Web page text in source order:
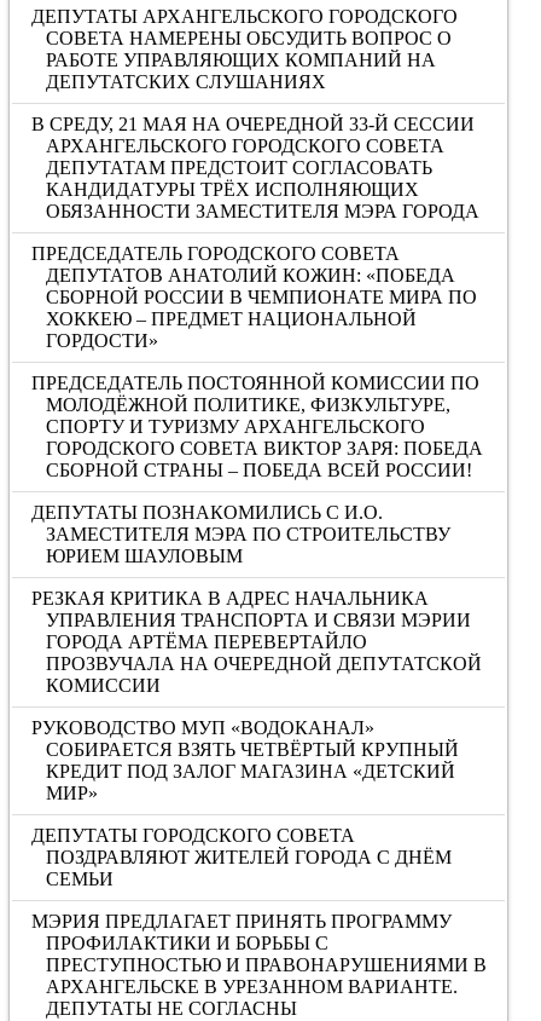
ДЕПУТАТЫ АРХАНГЕЛЬСКОГО ГОРОДСКОГО
СОВЕТА НАМЕРЕНЫ ОБСУДИТЬ ВОПРОС О
РАБОТЕ УПРАВЛЯЮЩИХ КОМПАНИЙ НА
ДЕПУТАТСКИХ СЛУШАНИЯХ
В СРЕДУ, 21 МАЯ НА ОЧЕРЕДНОЙ 33-Й СЕССИИ
АРХАНГЕЛЬСКОГО ГОРОДСКОГО СОВЕТА
ДЕПУТАТАМ ПРЕДСТОИТ СОГЛАСОВАТЬ
КАНДИДАТУРЫ ТРЁХ ИСПОЛНЯЮЩИХ
ОБЯЗАННОСТИ ЗАМЕСТИТЕЛЯ МЭРА ГОРОДА
ПРЕДСЕДАТЕЛЬ ГОРОДСКОГО СОВЕТА
ДЕПУТАТОВ АНАТОЛИЙ КОЖИН: «ПОБЕДА
СБОРНОЙ РОССИИ В ЧЕМПИОНАТЕ МИРА ПО
ХОККЕЮ – ПРЕДМЕТ НАЦИОНАЛЬНОЙ
ГОРДОСТИ»
ПРЕДСЕДАТЕЛЬ ПОСТОЯННОЙ КОМИССИИ ПО
МОЛОДЁЖНОЙ ПОЛИТИКЕ, ФИЗКУЛЬТУРЕ,
СПОРТУ И ТУРИЗМУ АРХАНГЕЛЬСКОГО
ГОРОДСКОГО СОВЕТА ВИКТОР ЗАРЯ: ПОБЕДА
СБОРНОЙ СТРАНЫ – ПОБЕДА ВСЕЙ РОССИИ!
ДЕПУТАТЫ ПОЗНАКОМИЛИСЬ С И.О.
ЗАМЕСТИТЕЛЯ МЭРА ПО СТРОИТЕЛЬСТВУ
ЮРИЕМ ШАУЛОВЫМ
РЕЗКАЯ КРИТИКА В АДРЕС НАЧАЛЬНИКА
УПРАВЛЕНИЯ ТРАНСПОРТА И СВЯЗИ МЭРИИ
ГОРОДА АРТЁМА ПЕРЕВЕРТАЙЛО
ПРОЗВУЧАЛА НА ОЧЕРЕДНОЙ ДЕПУТАТСКОЙ
КОМИССИИ
РУКОВОДСТВО МУП «ВОДОКАНАЛ»
СОБИРАЕТСЯ ВЗЯТЬ ЧЕТВЁРТЫЙ КРУПНЫЙ
КРЕДИТ ПОД ЗАЛОГ МАГАЗИНА «ДЕТСКИЙ
МИР»
ДЕПУТАТЫ ГОРОДСКОГО СОВЕТА
ПОЗДРАВЛЯЮТ ЖИТЕЛЕЙ ГОРОДА С ДНЁМ
СЕМЬИ
МЭРИЯ ПРЕДЛАГАЕТ ПРИНЯТЬ ПРОГРАММУ
ПРОФИЛАКТИКИ И БОРЬБЫ С
ПРЕСТУПНОСТЬЮ И ПРАВОНАРУШЕНИЯМИ В
АРХАНГЕЛЬСКЕ В УРЕЗАННОМ ВАРИАНТЕ.
ДЕПУТАТЫ НЕ СОГЛАСНЫ